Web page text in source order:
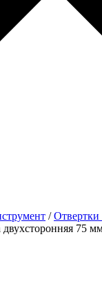
/
двухсторонняя 75